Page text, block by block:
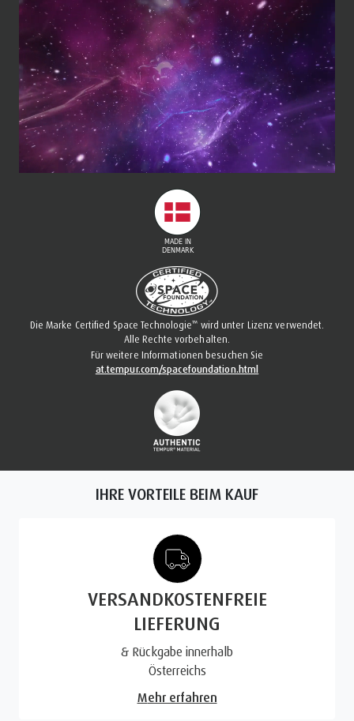
Die Marke Certified Space Technologie™ wird unter Lizenz verwendet.
Alle Rechte vorbehalten.
Für weitere Informationen besuchen Sie
at.tempur.com/spacefoundation.html
IHRE VORTEILE BEIM KAUF
VERSANDKOSTENFREIE
LIEFERUNG
& Rückgabe innerhalb
Österreichs
Mehr erfahren